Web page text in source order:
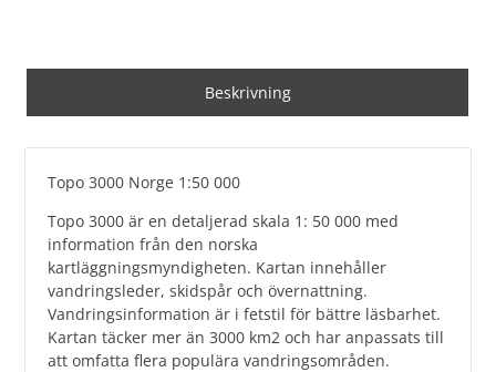
Beskrivning
Topo 3000 Norge 1:50 000
Topo 3000 är en detaljerad skala 1: 50 000 med
information från den norska
kartläggningsmyndigheten. Kartan innehåller
vandringsleder, skidspår och övernattning.
Vandringsinformation är i fetstil för bättre läsbarhet.
Kartan täcker mer än 3000 km2 och har anpassats till
att omfatta flera populära vandringsområden.